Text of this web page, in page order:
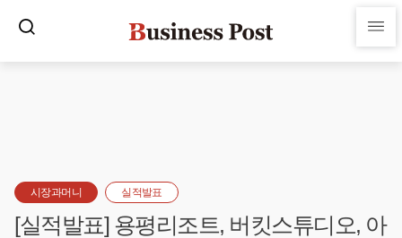
시장과머니 실적발표
[실적발표] 용평리조트, 버킷스튜디오, 아